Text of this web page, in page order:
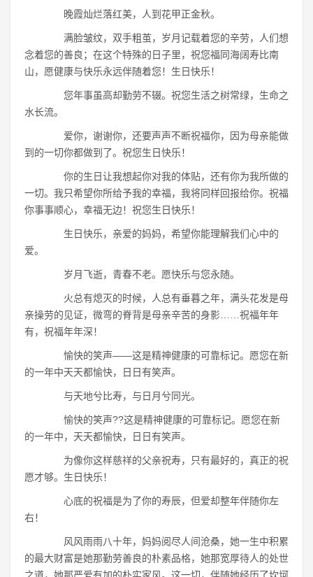
晚霞灿烂落红美，人到花甲正金秋。
满脸皱纹，双手粗茧，岁月记载着您的辛劳，人们想
念着您的善良；在这个特殊的日子里，祝您福同海阔寿比南
山，愿健康与快乐永远伴随着您！生日快乐！
您年事虽高却勤劳不辍。祝您生活之树常绿，生命之
水长流。
爱你，谢谢你，还要声声不断祝福你，因为母亲能做
到的一切你都做到了。祝您生日快乐！
你的生日让我想起你对我的体贴，还有你为我所做的
一切。我只希望你所给予我的幸福，我将同样回报给你。祝福
你事事顺心，幸福无边！祝您生日快乐！
生日快乐，亲爱的妈妈，希望你能理解我们心中的
爱。
岁月飞逝，青春不老。愿快乐与您永随。
火总有熄灭的时候，人总有垂暮之年，满头花发是母
亲操劳的见证，微弯的脊背是母亲辛苦的身影……祝福年年
有，祝福年年深！
愉快的笑声――这是精神健康的可靠标记。愿您在新
的一年中天天都愉快，日日有笑声。
与天地兮比寿，与日月兮同光。
愉快的笑声??这是精神健康的可靠标记。愿您在新
的一年中，天天都愉快，日日有笑声。
为像你这样慈祥的父亲祝寿，只有最好的，真正的祝
愿才够。生日快乐！
心底的祝福是为了你的寿辰，但爱却整年伴随你左
右！
风风雨雨八十年，妈妈阅尽人间沧桑，她一生中积累
的最大财富是她那勤劳善良的朴素品格，她那宽厚待人的处世